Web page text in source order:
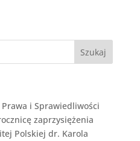
i Sprawiedliwości
zaprzysiężenia
Polskiej dr. Karola